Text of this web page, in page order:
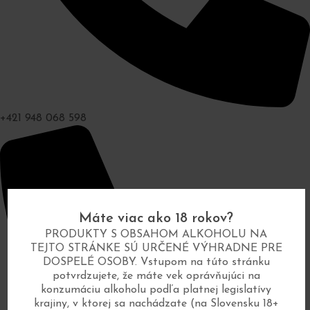
Máte viac ako 18 rokov?
PRODUKTY S OBSAHOM ALKOHOLU NA
TEJTO STRÁNKE SÚ URČENÉ VÝHRADNE PRE
DOSPELÉ OSOBY. Vstupom na túto stránku
potvrdzujete, že máte vek oprávňujúci na
konzumáciu alkoholu podľa platnej legislatívy
krajiny, v ktorej sa nachádzate (na Slovensku 18+
+421 948 068 598